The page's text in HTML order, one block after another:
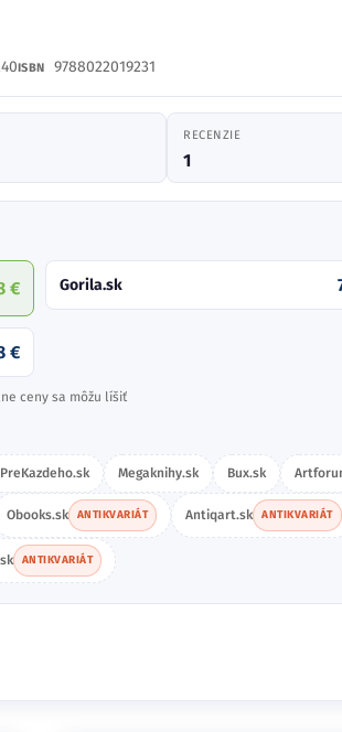
ISBN 9788022019231
RECENZIE
1
€ Gorila.sk
€
ceny sa môžu líšiť
Megaknihy.sk Bux.sk
Obooks.sk ANTIKVARIÁT Antiqart.sk ANTIKVARIÁT
ANTIKVARIÁT